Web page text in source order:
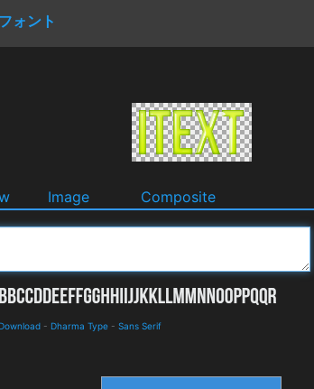
フォント
Image Composite
- Dharma Type - Sans Serif